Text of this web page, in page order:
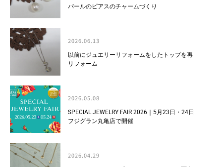
パールのピアスのチャームづくり
2026.06.13
以前にジュエリーリフォームをしたトップを再
リフォーム
2026.05.08
SPECIAL JEWELRY FAIR 2026｜5月23日・24日
フジグラン丸亀店で開催
2026.04.29